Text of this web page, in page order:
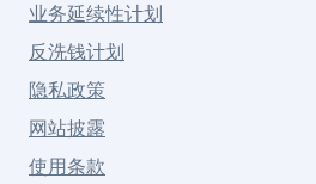
业务延续性计划
反洗钱计划
隐私政策
网站披露
使用条款